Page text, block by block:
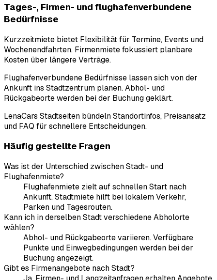
Tages-, Firmen- und flughafenverbundene
Bedürfnisse
Kurzzeitmiete bietet Flexibilität für Termine, Events und
Wochenendfahrten. Firmenmiete fokussiert planbare
Kosten über längere Verträge.
Flughafenverbundene Bedürfnisse lassen sich von der
Ankunft ins Stadtzentrum planen. Abhol- und
Rückgabeorte werden bei der Buchung geklärt.
LenaCars Stadtseiten bündeln Standortinfos, Preisansatz
und FAQ für schnellere Entscheidungen.
Häufig gestellte Fragen
Was ist der Unterschied zwischen Stadt- und
Flughafenmiete?
Flughafenmiete zielt auf schnellen Start nach
Ankunft. Stadtmiete hilft bei lokalem Verkehr,
Parken und Tagesrouten.
Kann ich in derselben Stadt verschiedene Abholorte
wählen?
Abhol- und Rückgabeorte variieren. Verfügbare
Punkte und Einwegbedingungen werden bei der
Buchung angezeigt.
Gibt es Firmenangebote nach Stadt?